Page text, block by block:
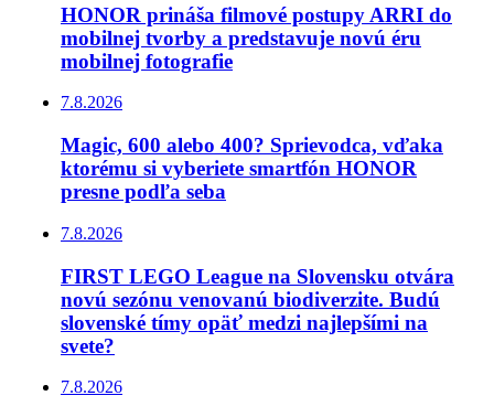
HONOR prináša filmové postupy ARRI do
mobilnej tvorby a predstavuje novú éru
mobilnej fotografie
7.8.2026
Magic, 600 alebo 400? Sprievodca, vďaka
ktorému si vyberiete smartfón HONOR
presne podľa seba
7.8.2026
FIRST LEGO League na Slovensku otvára
novú sezónu venovanú biodiverzite. Budú
slovenské tímy opäť medzi najlepšími na
svete?
7.8.2026